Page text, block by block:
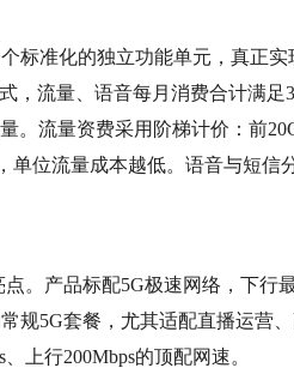
标准化的独立功能单元，真正
，流量、语音每月消费合计满
。流量资费采用阶梯计价：前
单位流量成本越低。语音与短信
。产品标配5G极速网络，下行
规5G套餐，尤其适配直播运营
上行200Mbps的顶配网速。